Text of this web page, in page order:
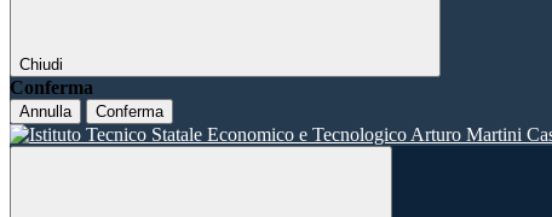
Chiudi
Conferma
Annulla Conferma